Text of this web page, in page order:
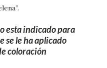
esta indicado para
se le ha aplicado
coloración